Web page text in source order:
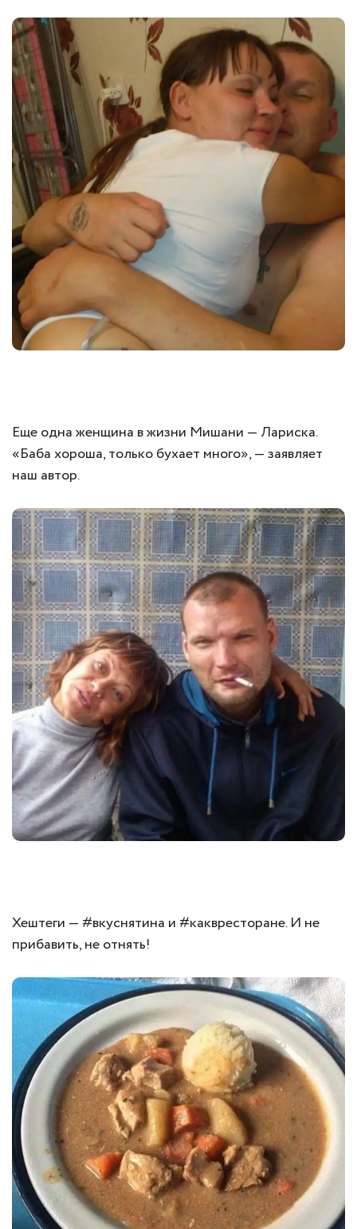
Еще одна женщина в жизни Мишани — Лариска.
«Баба хороша, только бухает много», — заявляет
наш автор.
Хештеги — #вкуснятина и #каквресторане. И не
прибавить, не отнять!